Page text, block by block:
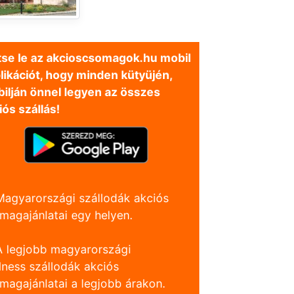
le az akcioscsomagok.hu mobil
hogy minden kütyüjén,
önnel legyen az összes
szállás!
szállodák akciós
egy helyen.
legjobb magyarországi
szállodák akciós
a legjobb árakon.